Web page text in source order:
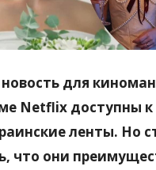
для
Netflix доступны к
ленты. Но
что они